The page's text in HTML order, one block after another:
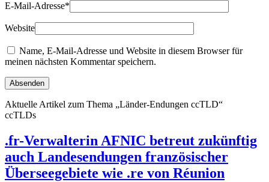
E-Mail-Adresse*
Website
Name, E-Mail-Adresse und Website in diesem Browser für
meinen nächsten Kommentar speichern.
Aktuelle Artikel zum Thema „Länder-Endungen ccTLD“
ccTLDs
.fr-Verwalterin AFNIC betreut zukünftig
auch Landesendungen französischer
Überseegebiete wie .re von Réunion